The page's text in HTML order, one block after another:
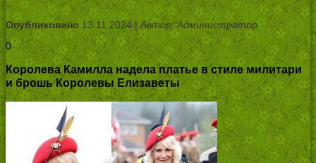
Опубликовано13.11.2024 | Автор: Администратор
0
Королева Камилла надела платье в стиле милитари
и брошь Королевы Елизаветы